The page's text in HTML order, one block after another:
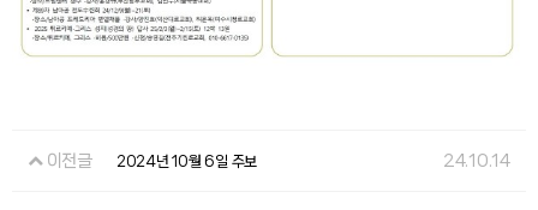
이전글 2024년 10월 6일 주보 24.10.14